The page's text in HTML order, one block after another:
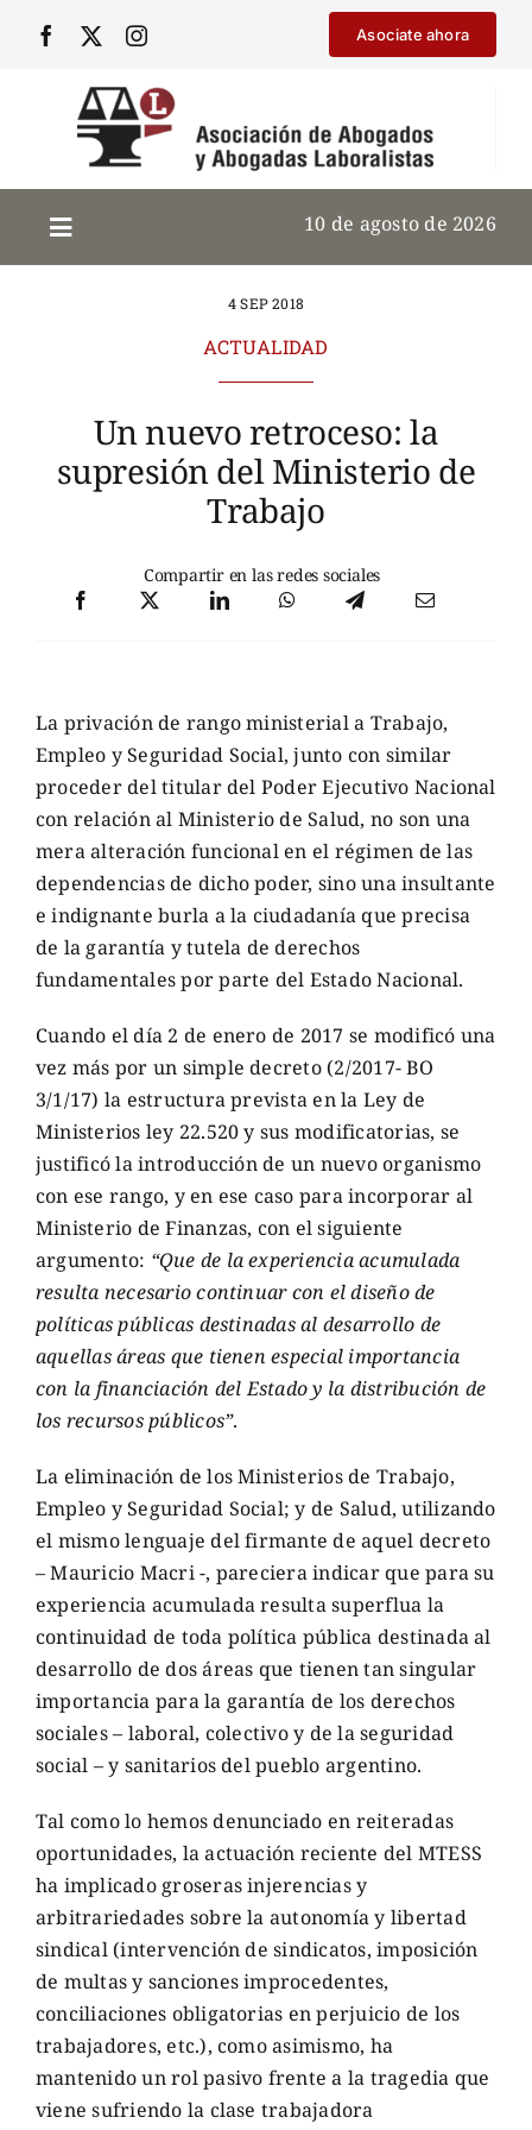
Asociate ahora
10 de agosto de 2026
4 SEP 2018
ACTUALIDAD
Un nuevo retroceso: la
supresión del Ministerio de
Trabajo
Compartir en las redes sociales
La privación de rango ministerial a Trabajo,
Empleo y Seguridad Social, junto con similar
proceder del titular del Poder Ejecutivo Nacional
con relación al Ministerio de Salud, no son una
mera alteración funcional en el régimen de las
dependencias de dicho poder, sino una insultante
e indignante burla a la ciudadanía que precisa
de la garantía y tutela de derechos
fundamentales por parte del Estado Nacional.
Cuando el día 2 de enero de 2017 se modificó una
vez más por un simple decreto (2/2017- BO
3/1/17) la estructura prevista en la Ley de
Ministerios ley 22.520 y sus modificatorias, se
justificó la introducción de un nuevo organismo
con ese rango, y en ese caso para incorporar al
Ministerio de Finanzas, con el siguiente
argumento: “Que de la experiencia acumulada
resulta necesario continuar con el diseño de
políticas públicas destinadas al desarrollo de
aquellas áreas que tienen especial importancia
con la financiación del Estado y la distribución de
los recursos públicos”.
La eliminación de los Ministerios de Trabajo,
Empleo y Seguridad Social; y de Salud, utilizando
el mismo lenguaje del firmante de aquel decreto
– Mauricio Macri -, pareciera indicar que para su
experiencia acumulada resulta superflua la
continuidad de toda política pública destinada al
desarrollo de dos áreas que tienen tan singular
importancia para la garantía de los derechos
sociales – laboral, colectivo y de la seguridad
social – y sanitarios del pueblo argentino.
Tal como lo hemos denunciado en reiteradas
oportunidades, la actuación reciente del MTESS
ha implicado groseras injerencias y
arbitrariedades sobre la autonomía y libertad
sindical (intervención de sindicatos, imposición
de multas y sanciones improcedentes,
conciliaciones obligatorias en perjuicio de los
trabajadores, etc.), como asimismo, ha
mantenido un rol pasivo frente a la tragedia que
viene sufriendo la clase trabajadora